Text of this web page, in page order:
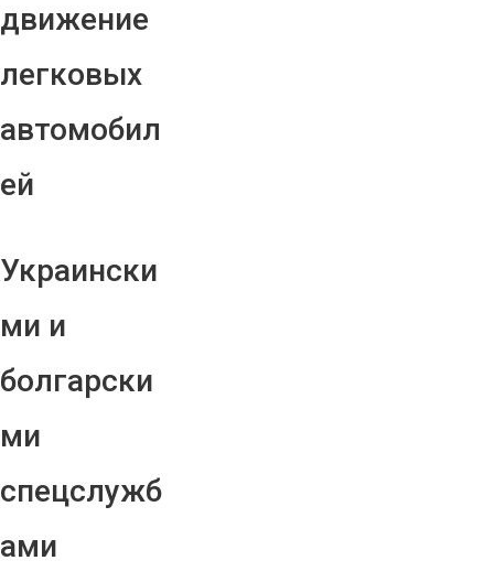
движение
легковых
автомобил
ей
Украински
ми и
болгарски
ми
спецслужб
ами